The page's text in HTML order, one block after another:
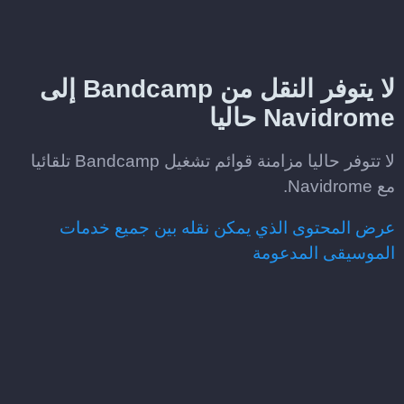
لا يتوفر النقل من Bandcamp إلى
Navidrome حاليا
لا تتوفر حاليا مزامنة قوائم تشغيل Bandcamp تلقائيا
مع Navidrome.
عرض المحتوى الذي يمكن نقله بين جميع خدمات
الموسيقى المدعومة